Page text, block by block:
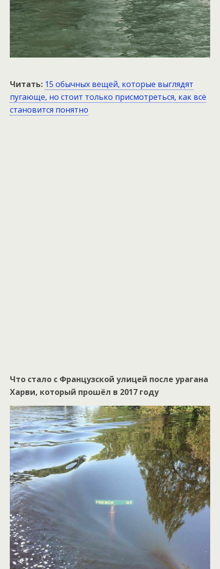
Читать: 15 обычных вещей, которые выглядят
пугающе, но стоит только присмотреться, как всё
становится понятно
Что стало с Французской улицей после урагана
Харви, который прошёл в 2017 году